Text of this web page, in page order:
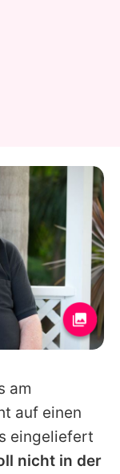
am
auf einen
eingeliefert
nicht in der